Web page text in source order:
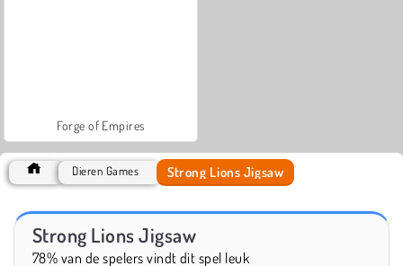
Forge of Empires
Dieren Games Strong Lions Jigsaw
Strong Lions Jigsaw
78% van de spelers vindt dit spel leuk